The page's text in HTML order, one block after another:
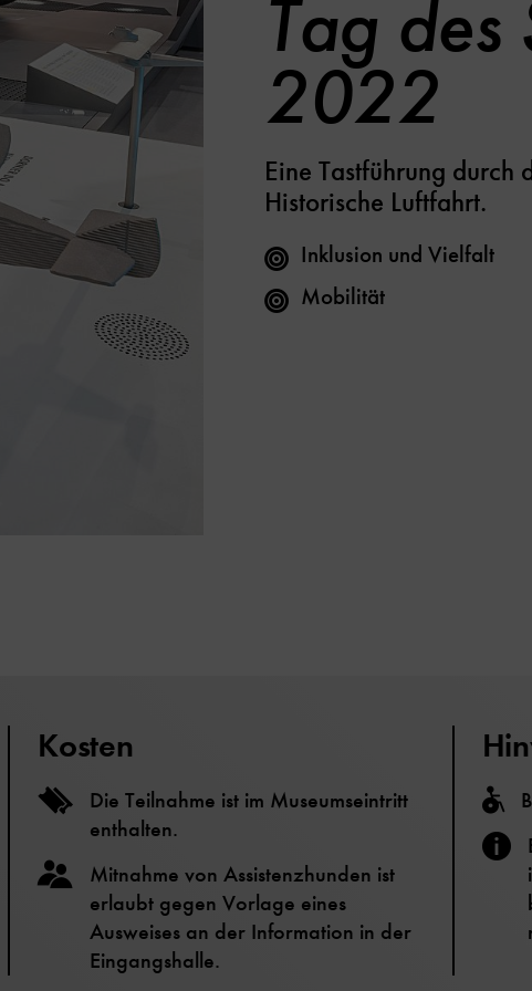
Tag des
2022
Eine Tastführung durch
Historische Luftfahrt.
Inklusion und Vielfalt
Mobilität
Kosten
Die Teilnahme ist im Museumseintritt
enthalten.
Mitnahme von Assistenzhunden ist
erlaubt gegen Vorlage eines
Ausweises an der Information in der
Eingangshalle.